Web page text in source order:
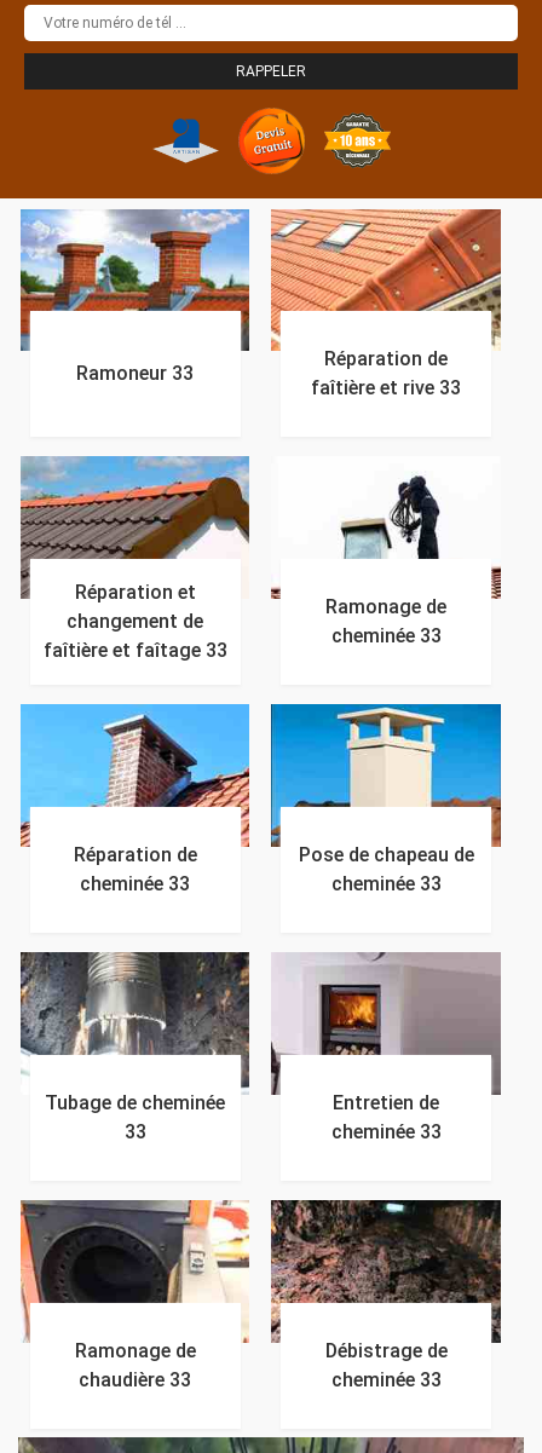
Ramoneur 33
Réparation de
faîtière et rive 33
Réparation et
changement de
faîtière et faîtage 33
Ramonage de
cheminée 33
Réparation de
cheminée 33
Pose de chapeau de
cheminée 33
Tubage de cheminée
33
Entretien de
cheminée 33
Ramonage de
chaudière 33
Débistrage de
cheminée 33